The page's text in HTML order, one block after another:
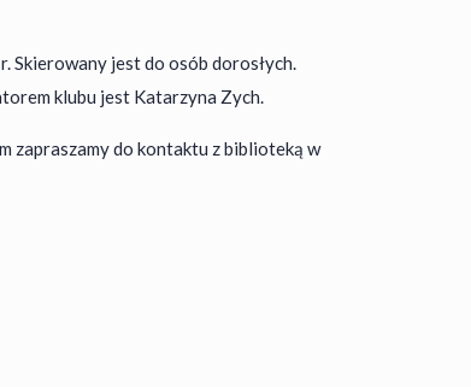
Skierowany jest do osób dorosłych.
klubu jest Katarzyna Zych.
zapraszamy do kontaktu z biblioteką w